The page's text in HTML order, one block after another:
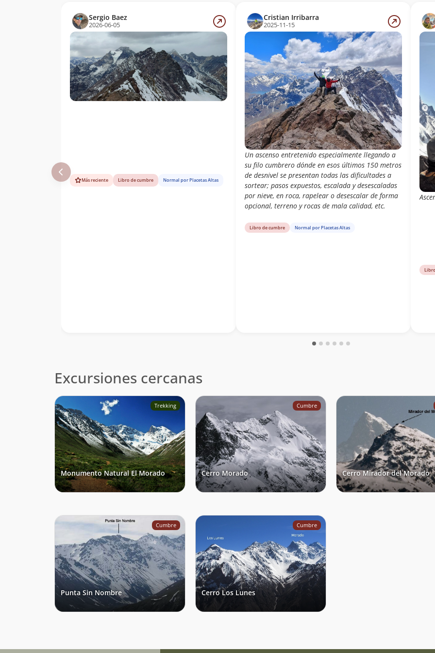
30/12/58
Oscar Zelaya,
Ricardo Aguayo,
Hilda Aguayo,
Domingo San
Martin, Patricio
Rodrã­guez,
Roberto Harris Y
Maximino
Fernandez. (Nays)
09/12/43
Ludwig Krahl
Sergio Baez
2026-06-05
Más reciente Libro de cumbre Normal por Placetas Altas
Cristian Irribarra
2025-11-15
Un ascenso entretenido especialmente llegando a
su filo cumbrero dónde en esos últimos 150 metros
de desnivel se presentan todas las dificultades a
sortear; pasos expuestos, escalada y desescaladas
por nieve, en roca, rapelear o desescalar de forma
opcional, terreno y rocas de mala calidad, etc.
Libro de cumbre Normal por Placetas Altas
Excursiones cercanas
Trekking
Monumento Natural El Morado
Cumbre
Cerro Morado Cerro Mirador del Morado
Cumbre
Punta Sin Nombre
Cumbre
Cerro Los Lunes